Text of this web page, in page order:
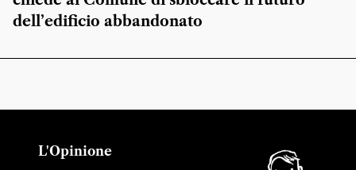
dell’edificio abbandonato
L'Opinione